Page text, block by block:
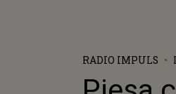
RADIO IMPULS